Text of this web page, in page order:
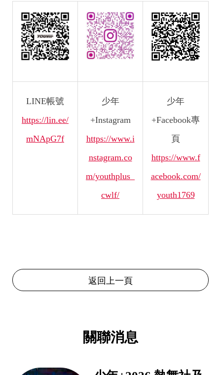
LINE帳號
https://lin.ee/
mNApG7f
少年
+Instagram
https://www.i
nstagram.co
m/youthplus_
cwlf/
少年
+Facebook專
頁
https://www.f
acebook.com/
youth1769
返回上一頁
關聯消息